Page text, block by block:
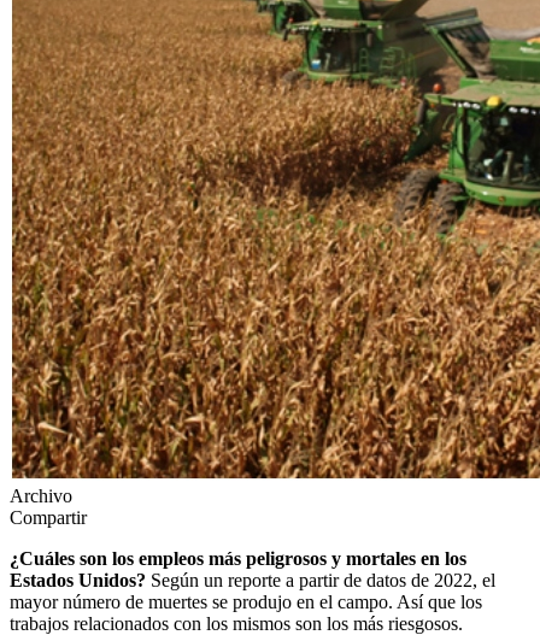
Archivo
Compartir
¿Cuáles son los empleos más peligrosos y mortales en los
Estados Unidos? Según un reporte a partir de datos de 2022, el
mayor número de muertes se produjo en el campo. Así que los
trabajos relacionados con los mismos son los más riesgosos.